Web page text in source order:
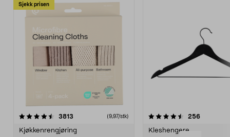
Sjekk prisen
3813 anmeldelser(9,97/stk)
Kjøkkenrengjøring
4.5av 5 stjerner 256
Kleshengere
4.5av 5 stjerner